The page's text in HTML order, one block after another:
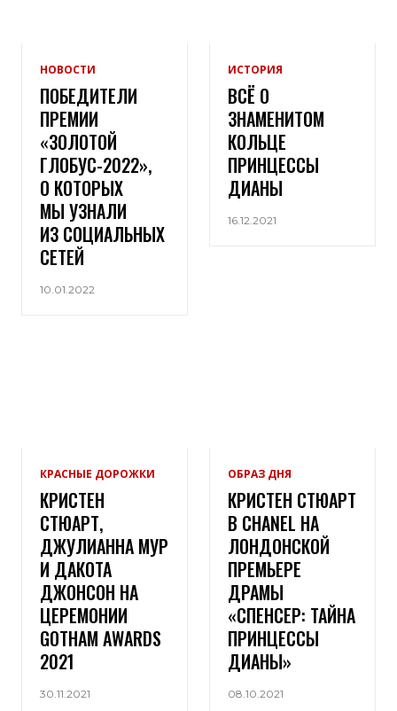
НОВОСТИ
ПОБЕДИТЕЛИ
ПРЕМИИ
«ЗОЛОТОЙ
ГЛОБУС-2022»,
О КОТОРЫХ
МЫ УЗНАЛИ
ИЗ СОЦИАЛЬНЫХ
СЕТЕЙ
10.01.2022
ИСТОРИЯ
ВСЁ О
ЗНАМЕНИТОМ
КОЛЬЦЕ
ПРИНЦЕССЫ
ДИАНЫ
16.12.2021
КРАСНЫЕ ДОРОЖКИ
КРИСТЕН
СТЮАРТ,
ДЖУЛИАННА МУР
И ДАКОТА
ДЖОНСОН НА
ЦЕРЕМОНИИ
GOTHAM AWARDS
2021
30.11.2021
ОБРАЗ ДНЯ
КРИСТЕН СТЮАРТ
В CHANEL НА
ЛОНДОНСКОЙ
ПРЕМЬЕРЕ
ДРАМЫ
«СПЕНСЕР: ТАЙНА
ПРИНЦЕССЫ
ДИАНЫ»
08.10.2021